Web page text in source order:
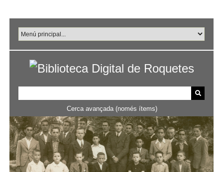
principal
Cerca avançada (només ítems)